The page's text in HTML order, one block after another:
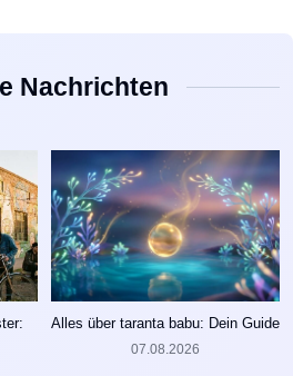
Nachrichten
Alles über taranta babu: Dein Guide
07.08.2026